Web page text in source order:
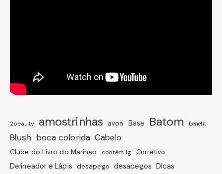
2beauty amostrinhas avon Base Batom benefit
Blush boca colorida Cabelo
Clube do Livro do Marinão contém 1g Corretivo
Delineador e Lápis desapego desapegos Dicas